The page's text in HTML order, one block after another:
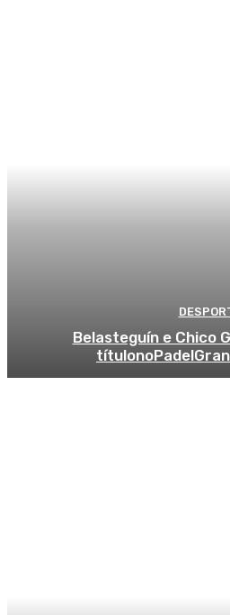
Belasteguín e Chico